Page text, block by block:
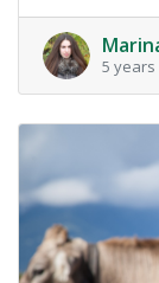
5 years